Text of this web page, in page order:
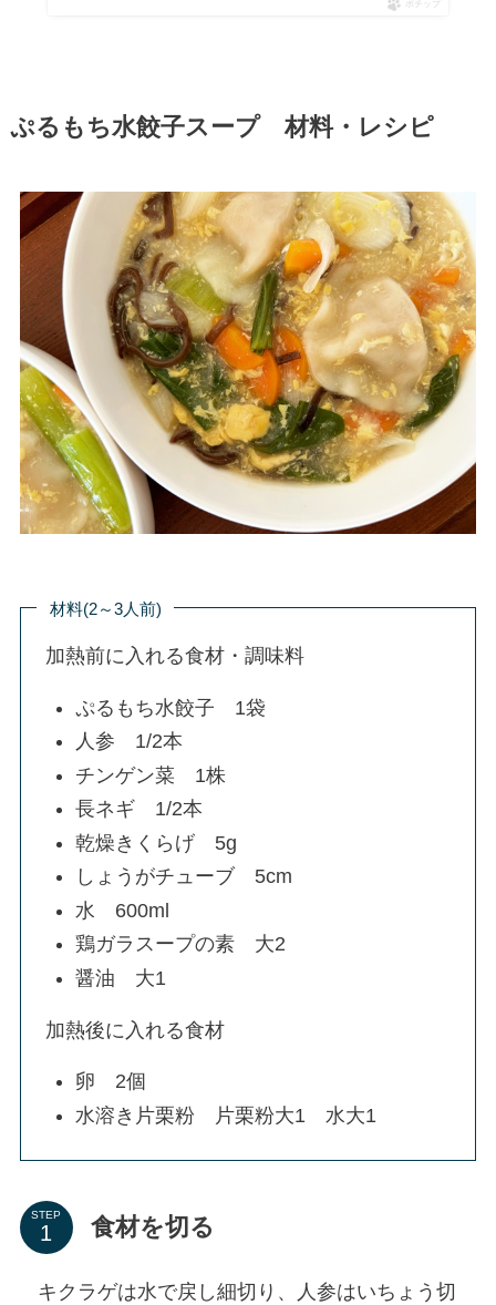
ポチップ
ぷるもち水餃子スープ 材料・レシピ
材料(2～3人前)
加熱前に入れる食材・調味料
ぷるもち水餃子 1袋
人参 1/2本
チンゲン菜 1株
長ネギ 1/2本
乾燥きくらげ 5g
しょうがチューブ 5cm
水 600ml
鶏ガラスープの素 大2
醤油 大1
加熱後に入れる食材
卵 2個
水溶き片栗粉 片栗粉大1 水大1
STEP 食材を切る
キクラゲは水で戻し細切り、人参はいちょう切